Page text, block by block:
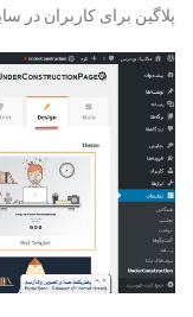
پلاگین برای کاربران در